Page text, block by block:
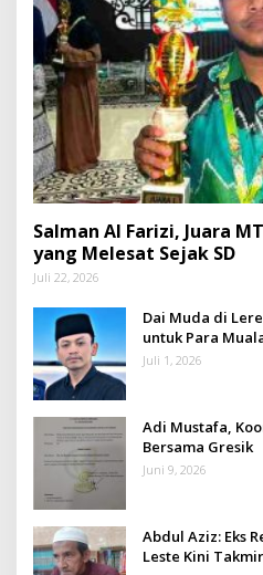
Salman Al Farizi, Juara
yang Melesat Sejak SD
Juli 22, 2026
Dai Muda di
untuk Para
Juli 1, 2026
Adi Mustafa,
Bersama Gresik
Juni 9, 2026
Abdul Aziz: Eks
Leste Kini